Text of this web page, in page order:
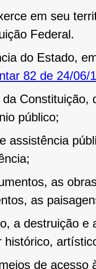
em seu
Federal.
do Estado,
82 de 24/06/
público;
assistência
as
as
a destruição e
histórico,
de acesso